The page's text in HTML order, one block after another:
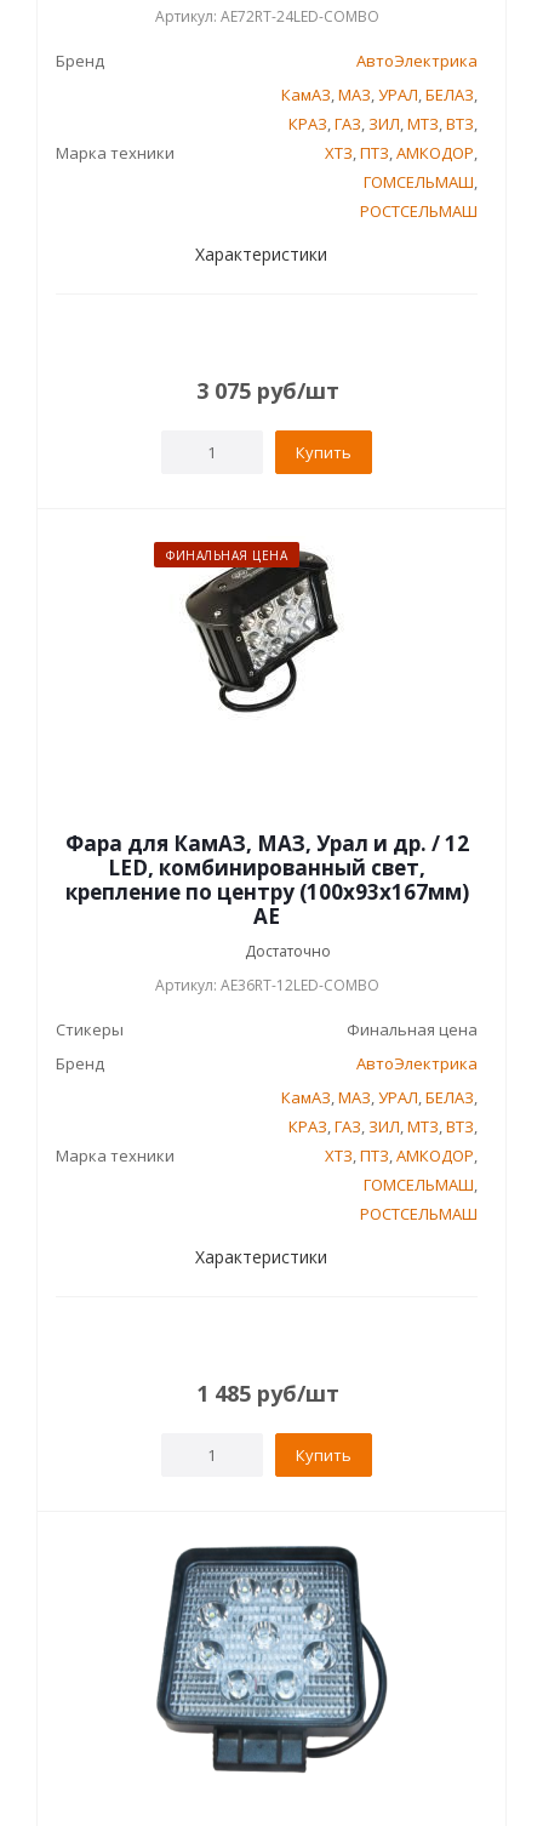
Артикул: AE72RT-24LED-COMBO
Бренд АвтоЭлектрика
Марка техники
КамАЗ,МАЗ,УРАЛ,БЕЛАЗ,
КРАЗ,ГАЗ, ЗИЛ,МТЗ,ВТЗ,
ХТЗ,ПТЗ,АМКОДОР,
ГОМСЕЛЬМАШ,
РОСТСЕЛЬМАШ
Характеристики
3 075руб/шт
Купить
ФИНАЛЬНАЯ ЦЕНА
Фара для КамАЗ, МАЗ, Урал и др. / 12
LED, комбинированный свет,
крепление по центру (100х93х167мм)
АЕ
Достаточно
Артикул: AE36RT-12LED-COMBO
Стикеры
Финальная цена
Бренд
АвтоЭлектрика
Марка техники
КамАЗ,МАЗ,УРАЛ,БЕЛАЗ,
КРАЗ,ГАЗ, ЗИЛ,МТЗ,ВТЗ,
ХТЗ,ПТЗ,АМКОДОР,
ГОМСЕЛЬМАШ,
РОСТСЕЛЬМАШ
Характеристики
1 485руб/шт
Купить